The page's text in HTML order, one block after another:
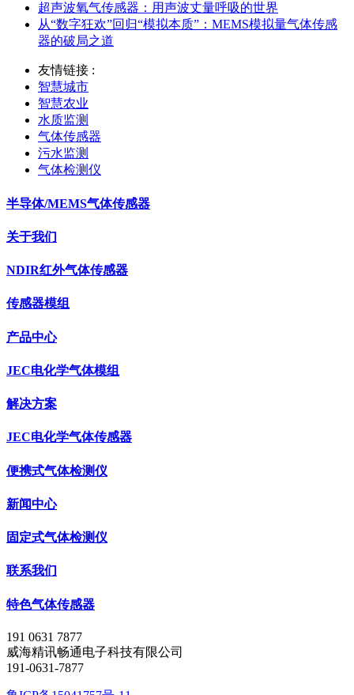
超声波氧气传感器：用声波丈量呼吸的世界
从“数字狂欢”回归“模拟本质”：MEMS模拟量气体传感
器的破局之道
友情链接 :
智慧城市
智慧农业
水质监测
气体传感器
污水监测
气体检测仪
半导体/MEMS气体传感器
关于我们
NDIR红外气体传感器
传感器模组
产品中心
JEC电化学气体模组
解决方案
JEC电化学气体传感器
便携式气体检测仪
新闻中心
固定式气体检测仪
联系我们
特色气体传感器
191 0631 7877
威海精讯畅通电子科技有限公司
191-0631-7877